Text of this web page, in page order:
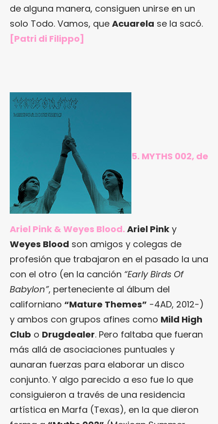
de alguna manera, consiguen unirse en un
solo Todo. Vamos, que Acuarela se la sacó.
[Patri di Filippo]
5. MYTHS 002, de
Ariel Pink & Weyes Blood. Ariel Pink y
Weyes Blood son amigos y colegas de
profesión que trabajaron en el pasado la una
con el otro (en la canción “Early Birds Of
Babylon”, perteneciente al álbum del
californiano “Mature Themes” -4AD, 2012-)
y ambos con grupos afines como Mild High
Club o Drugdealer. Pero faltaba que fueran
más allá de asociaciones puntuales y
aunaran fuerzas para elaborar un disco
conjunto. Y algo parecido a eso fue lo que
consiguieron a través de una residencia
artística en Marfa (Texas), en la que dieron